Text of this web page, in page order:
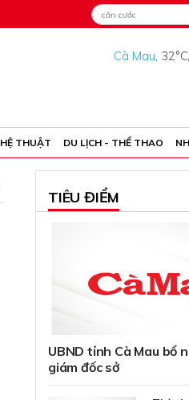
Cà Mau, 32°C
THUẬT DU LỊCH - THỂ THAO
TIÊU ĐIỂM
UBND tỉnh Cà Mau bổ
giám đốc sở